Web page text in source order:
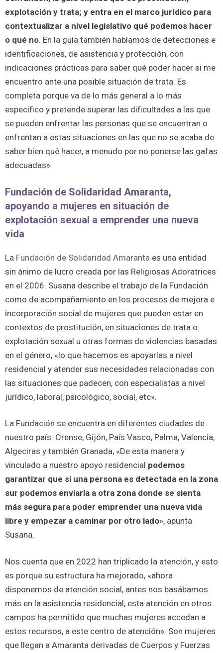
explotación y trata; y entra en el marco jurídico para
contextualizar a nivel legislativo qué podemos hacer
o qué no. En la guía también hablamos de detecciones e
identificaciones, de asistencia y protección, con
indicaciones prácticas para saber qué poder hacer si me
encuentro ante una posible situación de trata. Es
completa porque va de lo más general a lo más
específico y pretende superar las dificultades a las que
se pueden enfrentar las personas que se encuentran o
enfrentan a estas situaciones en las que no se acaba de
saber bien qué hacer, a menudo por no ponerse las gafas
adecuadas».
Fundación de Solidaridad Amaranta,
apoyando a mujeres en situación de
explotación sexual a emprender una nueva
vida
La Fundación de Solidaridad Amaranta es una entidad
sin ánimo de lucro creada por las Religiosas Adoratrices
en el 2006. Susana describe el trabajo de la Fundación
como de acompañamiento en los procesos de mejora e
incorporación social de mujeres que pueden estar en
contextos de prostitución, en situaciones de trata o
explotación sexual u otras formas de violencias basadas
en el género, «lo que hacemos es apoyarlas a nivel
residencial y atender sus necesidades relacionadas con
las situaciones que padecen, con especialistas a nivel
jurídico, laboral, psicológico, social, etc».
La Fundación se encuentra en diferentes ciudades de
nuestro país: Orense, Gijón, País Vasco, Palma, Valencia,
Algeciras y también Granada, «De esta manera y
vinculado a nuestro apoyo residencial podemos
garantizar que si una persona es detectada en la zona
sur podemos enviarla a otra zona donde se sienta
más segura para poder emprender una nueva vida
libre y empezar a caminar por otro lado», apunta
Susana.
Nos cuenta que en 2022 han triplicado la atención, y esto
es porque su estructura ha mejorado, «ahora
disponemos de atención social, antes nos basábamos
más en la asistencia residencial, esta atención en otros
campos ha permitido que muchas mujeres accedan a
estos recursos, a este centro de atención». Son mujeres
que llegan a Amaranta derivadas de Cuerpos y Fuerzas